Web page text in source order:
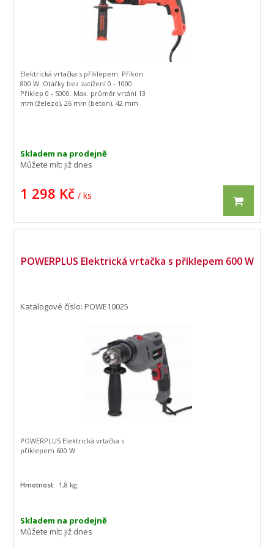
Max. vzdálenost sklíčidlo-stolek: 175
Max. vzdálenost sklíčidlo-základna: 360
Hmotnost: 28 kg
Skladem na prodejně
Můžete mít:již dnes
1 298 Kč / ks
Elektrická vrtačka s příklepem. Příkon
800 W. Otáčky bez zatížení 0 - 1000.
Příklep 0 - 5000. Max. průměr vrtání 13
mm (železo), 26 mm (beton), 42 mm
POWERPLUS Elektrická vrtačka s příklepem 600 W
Katalogové číslo: POWE10025
Skladem na prodejně
Můžete mít:již dnes
POWERPLUS Elektrická vrtačka s
příklepem 600 W
Hmotnost: 1,8 kg